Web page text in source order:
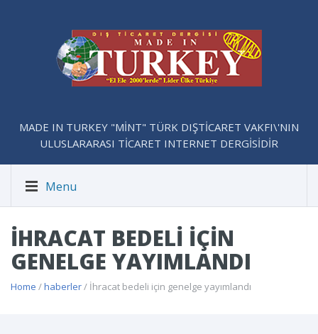
MADE IN TURKEY "MİNT" TÜRK DIŞTİCARET VAKFI\'NIN
ULUSLARARASI TİCARET INTERNET DERGİSİDİR
Menu
İHRACAT BEDELI IÇIN
GENELGE YAYIMLANDI
Home /haberler/ İhracat bedeli için genelge yayımlandı